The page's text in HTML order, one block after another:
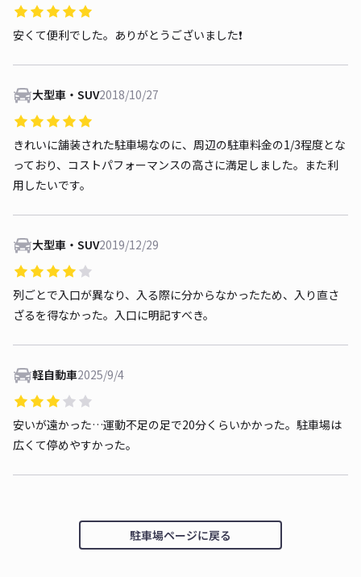
安くて便利でした。ありがとうございました❗️
大型車・SUV2018/10/27
きれいに舗装された駐車場なのに、周辺の駐車料金の1/3程度とな
っており、コストパフォーマンスの高さに満足しました。また利
用したいです。
大型車・SUV2019/12/29
列ごとで入口が異なり、入る際に分からなかったため、入り直さ
ざるを得なかった。入口に明記すべき。
軽自動車2025/9/4
安いが遠かった…運動不足の足で20分くらいかかった。駐車場は
広くて停めやすかった。
駐車場ページに戻る